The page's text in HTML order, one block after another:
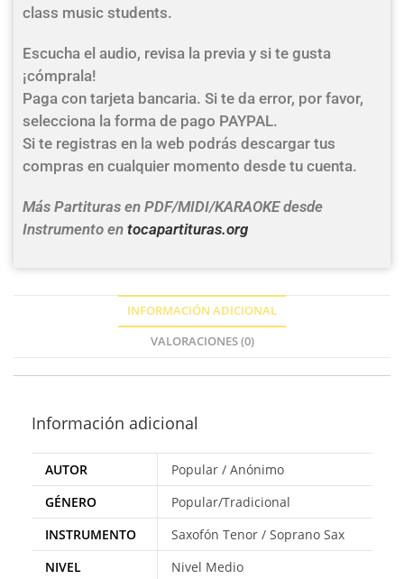
class music students.
Escucha el audio, revisa la previa y si te gusta
¡cómprala!
Paga con tarjeta bancaria. Si te da error, por favor,
selecciona la forma de pago PAYPAL.
Si te registras en la web podrás descargar tus
compras en cualquier momento desde tu cuenta.
Más Partituras en PDF/MIDI/KARAOKE desde
Instrumento en tocapartituras.org
INFORMACIÓN ADICIONAL
VALORACIONES (0)
Información adicional
AUTOR
Popular / Anónimo
GÉNERO
Popular/Tradicional
INSTRUMENTO
Saxofón Tenor / Soprano Sax
NIVEL
Nivel Medio